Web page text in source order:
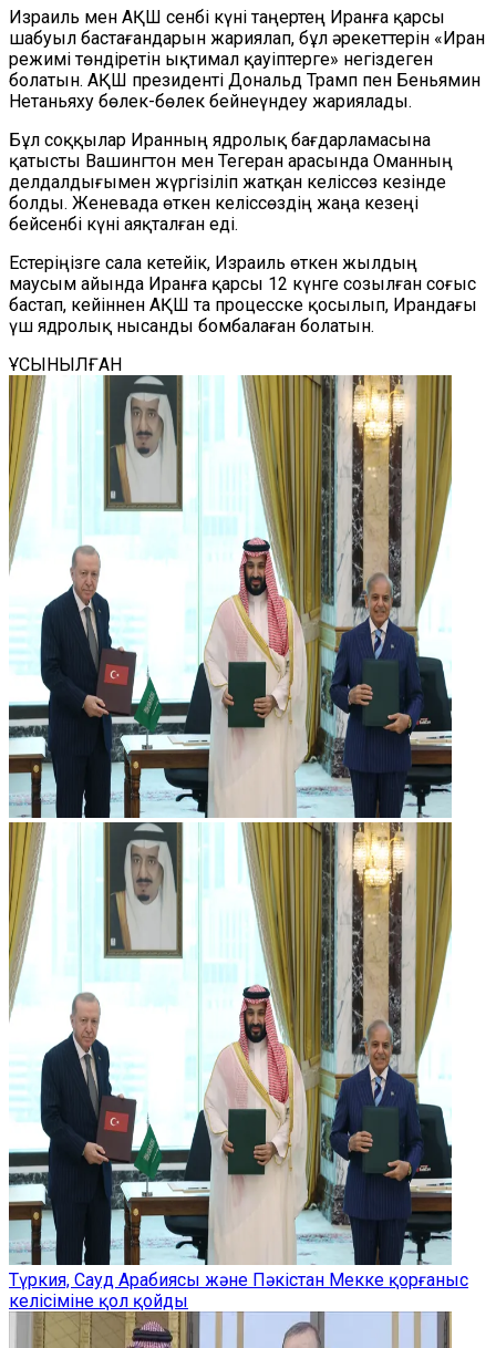
Израиль мен АҚШ сенбі күні таңертең Иранға қарсы
шабуыл бастағандарын жариялап, бұл әрекеттерін «Иран
режимі төндіретін ықтимал қауіптерге» негіздеген
болатын. АҚШ президенті Дональд Трамп пен Беньямин
Нетаньяху бөлек-бөлек бейнеүндеу жариялады.
Бұл соққылар Иранның ядролық бағдарламасына
қатысты Вашингтон мен Тегеран арасында Оманның
делдалдығымен жүргізіліп жатқан келіссөз кезінде
болды. Женевада өткен келіссөздің жаңа кезеңі
бейсенбі күні аяқталған еді.
Естеріңізге сала кетейік, Израиль өткен жылдың
маусым айында Иранға қарсы 12 күнге созылған соғыс
бастап, кейіннен АҚШ та процесске қосылып, Ирандағы
үш ядролық нысанды бомбалаған болатын.
ҰСЫНЫЛҒАН
Түркия, Сауд Арабиясы және Пәкістан Мекке қорғаныс
келісіміне қол қойды